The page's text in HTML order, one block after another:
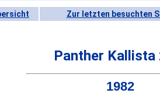
Zur letzten besuchten
Panther Kallista
1982